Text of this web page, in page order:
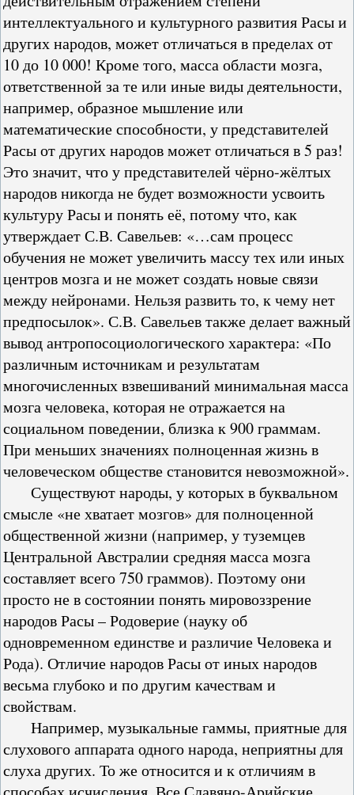
интеллектуального и культурного развития Расы и
других народов, может отличаться в пределах от
10 до 10 000! Кроме того, масса области мозга,
ответственной за те или иные виды деятельности,
например, образное мышление или
математические способности, у представителей
Расы от других народов может отличаться в 5 раз!
Это значит, что у представителей чёрно-жёлтых
народов никогда не будет возможности усвоить
культуру Расы и понять её, потому что, как
утверждает С.В. Савельев: «…сам процесс
обучения не может увеличить массу тех или иных
центров мозга и не может создать новые связи
между нейронами. Нельзя развить то, к чему нет
предпосылок». С.В. Савельев также делает важный
вывод антропосоциологического характера: «По
различным источникам и результатам
многочисленных взвешиваний минимальная масса
мозга человека, которая не отражается на
социальном поведении, близка к 900 граммам.
При меньших значениях полноценная жизнь в
человеческом обществе становится невозможной».
Существуют народы, у которых в буквальном
смысле «не хватает мозгов» для полноценной
общественной жизни (например, у туземцев
Центральной Австралии средняя масса мозга
составляет всего 750 граммов). Поэтому они
просто не в состоянии понять мировоззрение
народов Расы – Родоверие (науку об
одновременном единстве и различие Человека и
Рода). Отличие народов Расы от иных народов
весьма глубоко и по другим качествам и
свойствам.
Например, музыкальные гаммы, приятные для
слухового аппарата одного народа, неприятны для
слуха других. То же относится и к отличиям в